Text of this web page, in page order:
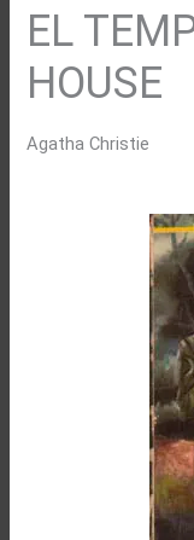
EL
HOUSE
Agatha Christie